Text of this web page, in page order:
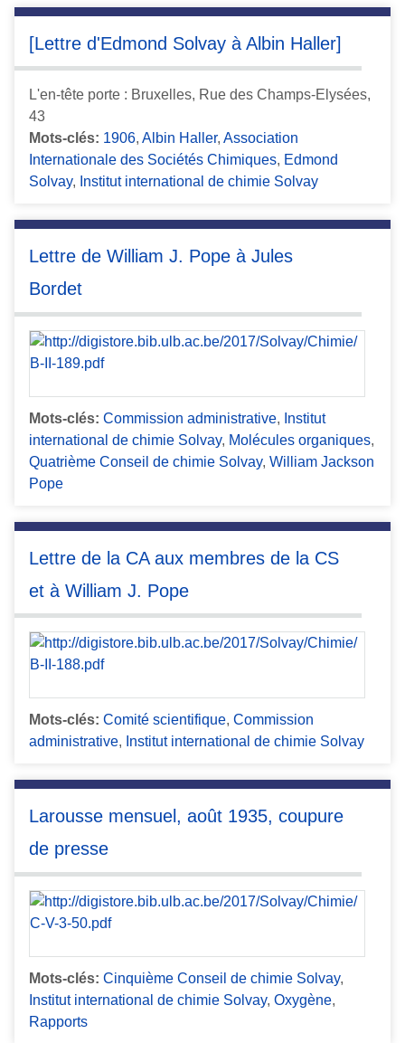
[Lettre d'Edmond Solvay à Albin Haller]
L'en-tête porte : Bruxelles, Rue des Champs-Elysées,
43
Mots-clés: 1906, Albin Haller, Association
Internationale des Sociétés Chimiques, Edmond
Solvay, Institut international de chimie Solvay
Lettre de William J. Pope à Jules
Bordet
Mots-clés: Commission administrative, Institut
international de chimie Solvay, Molécules organiques,
Quatrième Conseil de chimie Solvay, William Jackson
Pope
Lettre de la CA aux membres de la CS
et à William J. Pope
Mots-clés: Comité scientifique, Commission
administrative, Institut international de chimie Solvay
Larousse mensuel, août 1935, coupure
de presse
Mots-clés: Cinquième Conseil de chimie Solvay,
Institut international de chimie Solvay, Oxygène,
Rapports